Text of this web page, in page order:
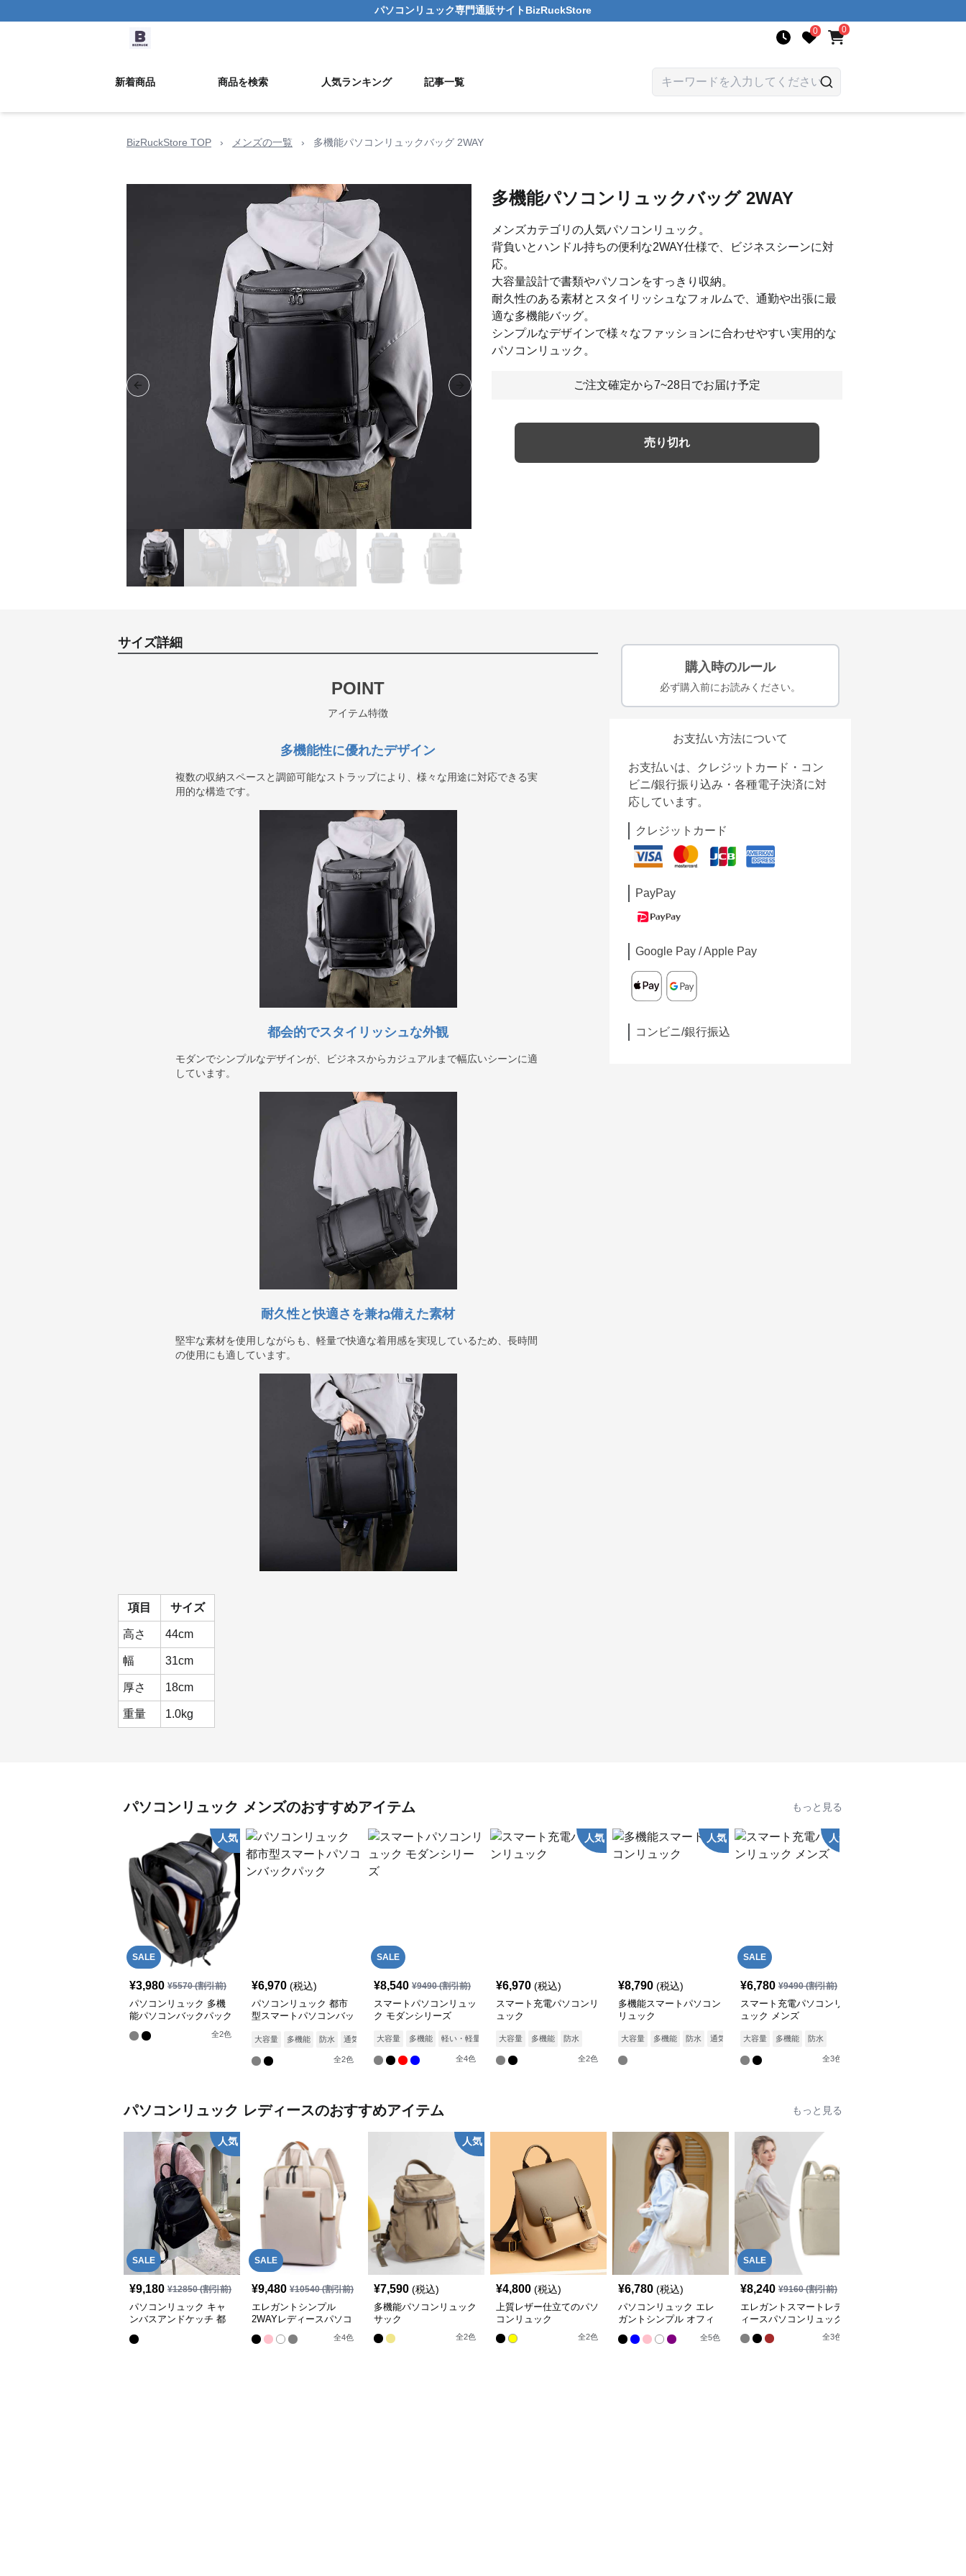
パソコンリュック専門通販サイト BizRuckStore
0 0
新着商品 商品を検索 人気ランキング 記事一覧
BizRuckStore TOP › メンズの一覧 › 多機能パソコンリュックバッグ 2WAY
Previous slide Next slide
多機能パソコンリュックバッグ 2WAY
メンズカテゴリの人気パソコンリュック。
背負いとハンドル持ちの便利な2WAY仕様で、ビジネスシーンに対
応。
大容量設計で書類やパソコンをすっきり収納。
耐久性のある素材とスタイリッシュなフォルムで、通勤や出張に最
適な多機能バッグ。
シンプルなデザインで様々なファッションに合わせやすい実用的な
パソコンリュック。
ご注文確定から7~28日でお届け予定
売り切れ
サイズ詳細
POINT
アイテム特徴
多機能性に優れたデザイン
複数の収納スペースと調節可能なストラップにより、様々な用途に対応できる実
用的な構造です。
都会的でスタイリッシュな外観
モダンでシンプルなデザインが、ビジネスからカジュアルまで幅広いシーンに適
しています。
耐久性と快適さを兼ね備えた素材
堅牢な素材を使用しながらも、軽量で快適な着用感を実現しているため、長時間
の使用にも適しています。
項目 サイズ
高さ 44cm
幅 31cm
厚さ 18cm
重量 1.0kg
購入時のルール
必ず購入前にお読みください。
お支払い方法について
お支払いは、クレジットカード・コン
ビニ/銀行振り込み・各種電子決済に対
応しています。
クレジットカード
PayPay
Google Pay / Apple Pay
コンビニ/銀行振込
パソコンリュック メンズのおすすめアイテム もっと見る
SALE
人気
¥3,980 ¥5570(割引前)
パソコンリュック 多機
能パソコンバックパック
全2色
¥6,970 (税込)
パソコンリュック 都市
型スマートパソコンバッ
大容量 多機能 防水 通気性
全2色
SALE
¥8,540 ¥9490(割引前)
スマートパソコンリュッ
ク モダンシリーズ
大容量 多機能 軽い・軽量 防水 通気性
全4色
人気
¥6,970 (税込)
スマート充電パソコンリ
ュック
大容量 多機能 防水
全2色
人気
¥8,790 (税込)
多機能スマートパソコン
リュック
大容量 多機能 防水 通気性
SALE
人気
¥6,780 ¥9490(割引前)
スマート充電パソコンリ
ュック メンズ
大容量 多機能 防水
全3色
パソコンリュック レディースのおすすめアイテム もっと見る
SALE
人気
¥9,180 ¥12850(割引前)
パソコンリュック キャ
ンバスアンドケッチ 都
SALE
¥9,480 ¥10540(割引前)
エレガントシンプル
2WAYレディースパソコ
全4色
人気
¥7,590 (税込)
多機能パソコンリュック
サック
全2色
¥4,800 (税込)
上質レザー仕立てのパソ
コンリュック
全2色
¥6,780 (税込)
パソコンリュック エレ
ガントシンプル オフィ
全5色
SALE
¥8,240 ¥9160(割引前)
エレガントスマートレデ
ィースパソコンリュック
全3色